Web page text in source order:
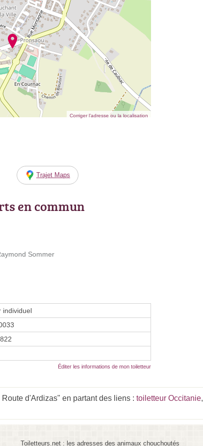
Corriger l’adresse ou la localisation
Trajet Maps
en commun
Sommer
individuel
Éditer les informations de mon toiletteur
d'Ardizas" en partant des liens : toiletteur Occitanie,
Toiletteurs.net : les adresses des animaux chouchoutés